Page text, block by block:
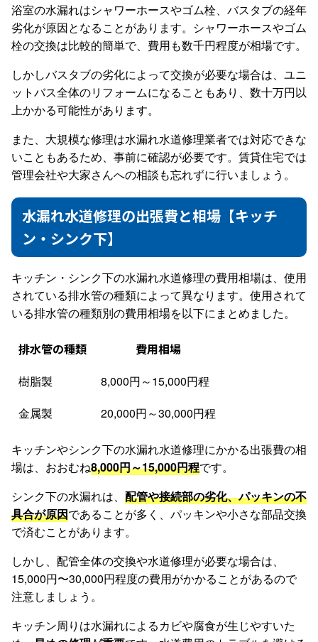
浴室の水漏れはシャワーホースやゴム栓、バスタブの経年
劣化が原因となることがあります。シャワーホースやゴム
栓の交換は比較的簡単で、費用も数千円程度が相場です。
しかしバスタブの劣化によって交換が必要な場合は、ユニ
ットバス全体のリフォームになることもあり、数十万円以
上かかる可能性があります。
また、大規模な修理は水漏れ水道修理業者では対応できな
いこともあるため、事前に確認が必要です。賃貸住宅では
管理会社や大家さんへの相談も忘れずに行いましょう。
水漏れ水道修理の出張費と相場【キッチ
ン・シンク下】
キッチン・シンク下の水漏れ水道修理の費用相場は、使用
されている排水管の種類によって異なります。使用されて
いる排水管の種類別の費用相場を以下にまとめました。
排水管の種類 費用相場
樹脂製
8,000円～15,000円程
金属製
20,000円～30,000円程
キッチンやシンク下の水漏れ水道修理にかかる出張費の相
場は、おおむね8,000円～15,000円程です。
シンク下の水漏れは、 配管や接続部の劣化、パッキンの不
具合が原因であることが多く、パッキンや小さな部品交換
で済むことがあります。
しかし、配管全体の交換や水道修理が必要な場合は、
15,000円〜30,000円程度の費用がかかることがあるので
注意しましょう。
キッチン周りは水漏れによるカビや腐食が生じやすいた